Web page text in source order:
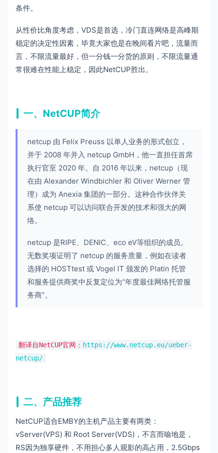
条件。
从性价比角度考虑，VDS是首选，冷门直连网络是高峰期
稳定的决定性因素，毕竟大家也是在晚间看片吧，流量而
言，不限流量最好，但一分钱一分货的原则，不限流量通
常很难在性能上稳定，因此NetCUP胜出。
一、NetCUP简介
netcup 由 Felix Preuss 以单人业务的形式创立，
并于 2008 年并入 netcup GmbH，他一直担任首席
执行官至 2020 年。自 2016 年以来，netcup（现
在由 Alexander Windbichler 和 Oliver Werner 管
理）成为 Anexia 集团的一部分。这种合作伙伴关
系使 netcup 可以访问联合开发的技术和强大的网
络。
netcup 是RIPE、DENIC、eco eV等组织的成员。
无数奖项证明了 netcup 的服务质量，例如在读者
选择的 HOSTtest 或 Vogel IT 颁发的 Platin 托管
和服务提供商奖中反复定位为“年度最佳网络托管服
务商”。
翻译自NetCUP官网： https://www.netcup.eu/ueber-
netcup/
二、产品推荐
NetCUP适合EMBY的主机产品主要有两类：
vServer(VPS) 和 Root Server(VDS)，不言而喻地是，
RS因为独享硬件，不用担心多人观影的高占用，2.5Gbps